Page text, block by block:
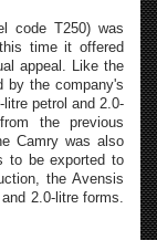
code T250) was
time it offered
appeal. Like the
by the company's
petrol and 2.0-
the previous
Camry was also
to be exported to
the Avensis
2.0-litre forms.